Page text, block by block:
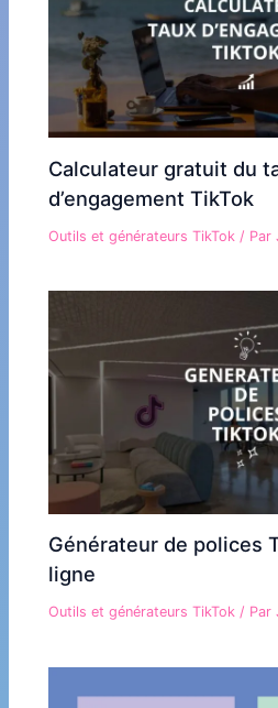
Calculateur gratuit du
d’engagement TikTok
Outils et générateurs TikTok / Par
Générateur de polices
ligne
Outils et générateurs TikTok / Par